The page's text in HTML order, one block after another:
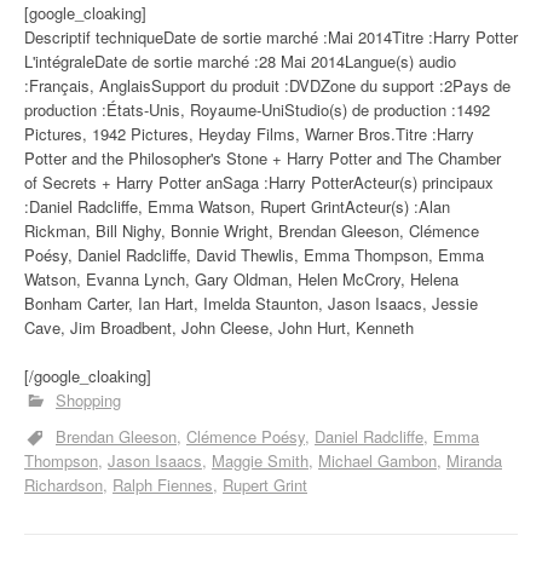
[google_cloaking]
Descriptif techniqueDate de sortie marché :Mai 2014Titre :Harry Potter
L'intégraleDate de sortie marché :28 Mai 2014Langue(s) audio
:Français, AnglaisSupport du produit :DVDZone du support :2Pays de
production :États-Unis, Royaume-UniStudio(s) de production :1492
Pictures, 1942 Pictures, Heyday Films, Warner Bros.Titre :Harry
Potter and the Philosopher's Stone + Harry Potter and The Chamber
of Secrets + Harry Potter anSaga :Harry PotterActeur(s) principaux
:Daniel Radcliffe, Emma Watson, Rupert GrintActeur(s) :Alan
Rickman, Bill Nighy, Bonnie Wright, Brendan Gleeson, Clémence
Poésy, Daniel Radcliffe, David Thewlis, Emma Thompson, Emma
Watson, Evanna Lynch, Gary Oldman, Helen McCrory, Helena
Bonham Carter, Ian Hart, Imelda Staunton, Jason Isaacs, Jessie
Cave, Jim Broadbent, John Cleese, John Hurt, Kenneth
[/google_cloaking]
Shopping
Brendan Gleeson Clémence Poésy Daniel Radcliffe Emma
Thompson Jason Isaacs Maggie Smith Michael Gambon Miranda
Richardson Ralph Fiennes Rupert Grint